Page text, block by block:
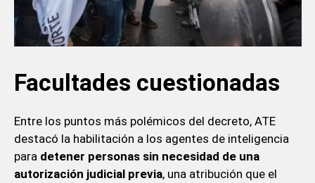
Facultades cuestionadas
Entre los puntos más polémicos del decreto, ATE
destacó la habilitación a los agentes de inteligencia
para detener personas sin necesidad de una
autorización judicial previa, una atribución que el